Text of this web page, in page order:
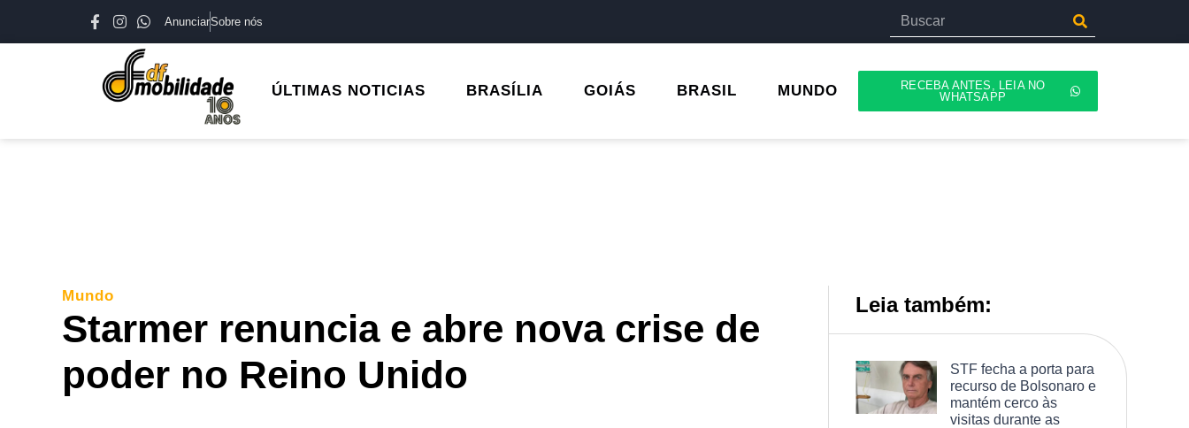
AnunciarSobre nós
ÚLTIMAS NOTICIAS BRASÍLIA GOIÁS BRASIL MUNDO
RECEBA ANTES, LEIA NO
WHATSAPP
Mundo
Starmer renuncia e abre nova crise de
poder no Reino Unido
Leia também:
STF fecha a porta para
recurso de Bolsonaro e
mantém cerco às
visitas durante as